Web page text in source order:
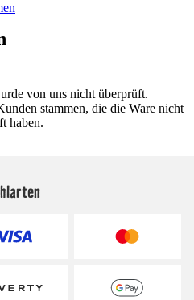
von uns nicht überprüft.
stammen, die die Ware nicht
haben.